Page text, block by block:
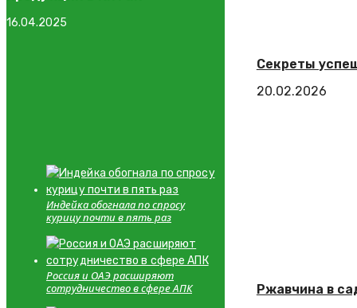
Секреты
20.02.2026
Ржавчина в
16.04.2025
Индейка обогнала по спросу
курицу почти в пять раз
Россия и ОАЭ расширяют
сотрудничество в сфере АПК